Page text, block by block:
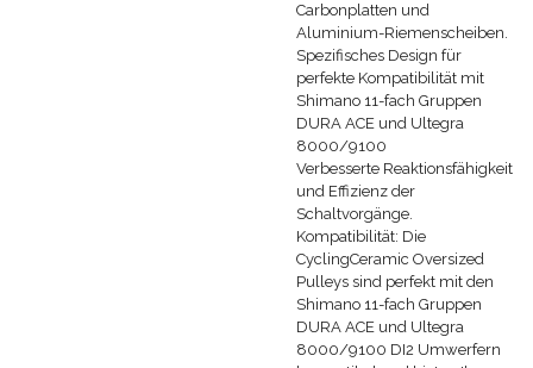
Carbonplatten und
Aluminium-Riemenscheiben.
Spezifisches Design für
perfekte Kompatibilität mit
Shimano 11-fach Gruppen
DURA ACE und Ultegra
8000/9100
Verbesserte Reaktionsfähigkeit
und Effizienz der
Schaltvorgänge.
Kompatibilität: Die
CyclingCeramic Oversized
Pulleys sind perfekt mit den
Shimano 11-fach Gruppen
DURA ACE und Ultegra
8000/9100 DI2 Umwerfern